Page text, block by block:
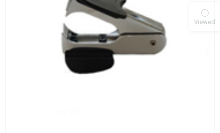
Viewed